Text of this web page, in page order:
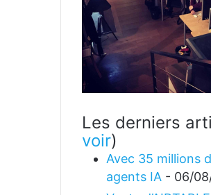
Les derniers
voir)
Avec 35 millions
agents IA - 06/